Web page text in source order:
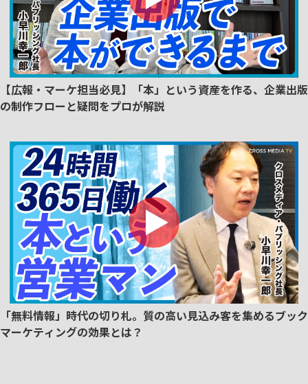
【広報・マーケ担当必見】「本」という資産を作る、企業出版
の制作フローと疑問をプロが解説
「無料情報」時代の切り札。質の高い見込み客を集めるブック
マーケティングの効果とは？